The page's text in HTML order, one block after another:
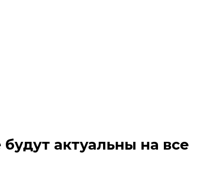
актуальны на все